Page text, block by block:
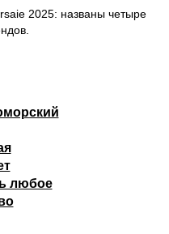
2025: названы четыре